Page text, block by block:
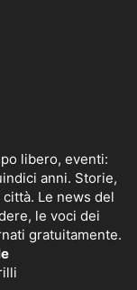
libero, eventi:
anni. Storie,
Le news del
le voci dei
gratuitamente.